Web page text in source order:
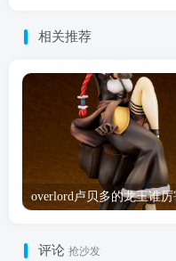
相关推荐
评论 抢沙发